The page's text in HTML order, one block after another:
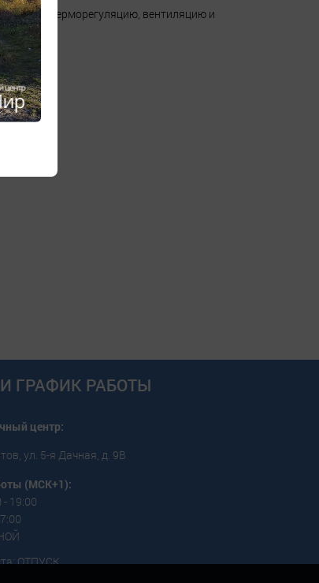
терморегуляцию, вентиляцию и
ГРАФИК РАБОТЫ
центр:
ул. 5-я Дачная, д. 9В
(МСК+1):
- 19:00
ОТПУСК